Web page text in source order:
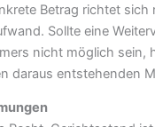
Betrag richtet sich
Sollte eine
nicht möglich sein,
daraus entstehenden